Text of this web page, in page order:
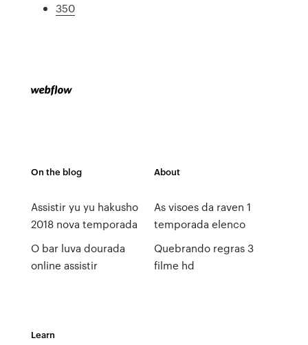
350
On the blog
Assistir yu yu hakusho
2018 nova temporada
O bar luva dourada
online assistir
About
As visoes da raven 1
temporada elenco
Quebrando regras 3
filme hd
Learn